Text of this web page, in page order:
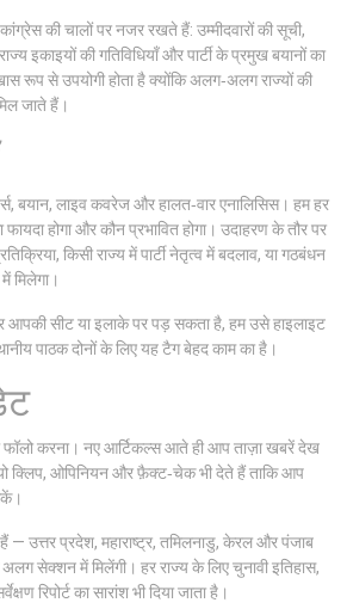
की चालों पर नजर रखते हैं: उम्मीदवारों की सूची,
इकाइयों की गतिविधियाँ और पार्टी के प्रमुख बयानों का
रूप से उपयोगी होता है क्योंकि अलग‑अलग राज्यों की
जाते हैं।
बयान, लाइव कवरेज और हालत‑वार एनालिसिस। हम हर
होगा और कौन प्रभावित होगा। उदाहरण के तौर पर
किसी राज्य में पार्टी नेतृत्व में बदलाव, या गठबंधन
मिलेगा।
सीट या इलाके पर पड़ सकता है, हम उसे हाइलाइट
पाठक दोनों के लिए यह टैग बेहद काम का है।
करना। नए आर्टिकल्स आते ही आप ताज़ा खबरें देख
क्लिप, ओपिनियन और फ़ैक्ट‑चेक भी देते हैं ताकि आप
— उत्तर प्रदेश, महाराष्ट्र, तमिलनाडु, केरल और पंजाब
अलग सेक्शन में मिलेंगी। हर राज्य के लिए चुनावी इतिहास,
रिपोर्ट का सारांश भी दिया जाता है।